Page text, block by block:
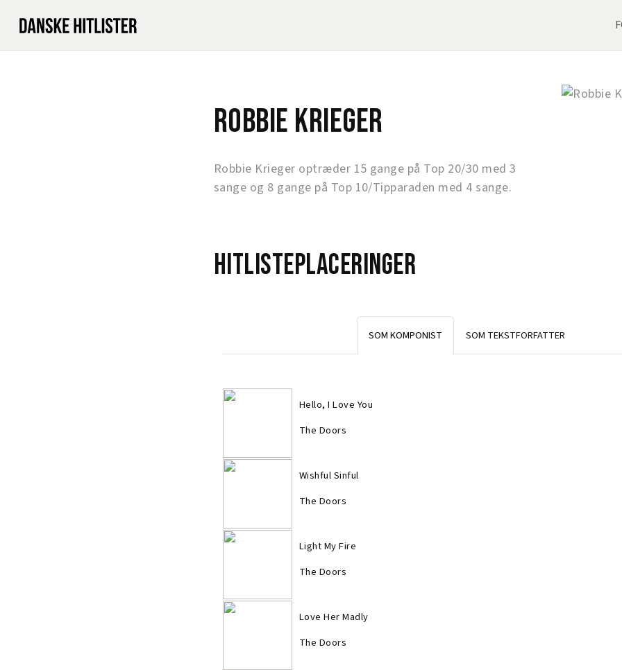
Robbie Krieger
Robbie Krieger optræder 15 gange på Top 20/30 med 3
sange og 8 gange på Top 10/Tipparaden med 4 sange.
Hitlisteplaceringer
SOM KOMPONIST SOM TEKSTFORFATTER
Hello, I Love You
The Doors
Wishful Sinful
The Doors
Light My Fire
The Doors
Love Her Madly
The Doors